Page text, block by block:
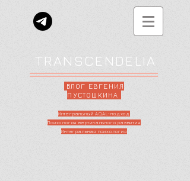
TRANSCENDELIA
БЛОГ ЕВГЕНИЯ
ПУСТОШКИНА
Интегральный AQAL-подход
Психология вертикального развития
Интегральная психология